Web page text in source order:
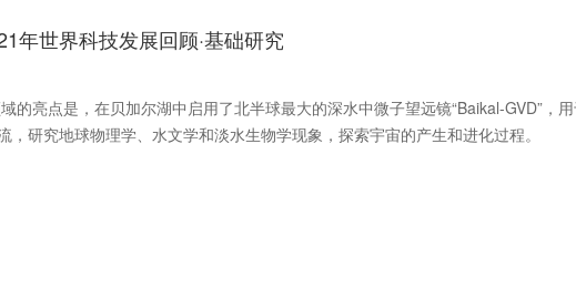
世界科技发展回顾·基础研究
的亮点是，在贝加尔湖中启用了北半球最大的深水中微子望远镜“Baikal-GVD”，
，研究地球物理学、水文学和淡水生物学现象，探索宇宙的产生和进化过程。